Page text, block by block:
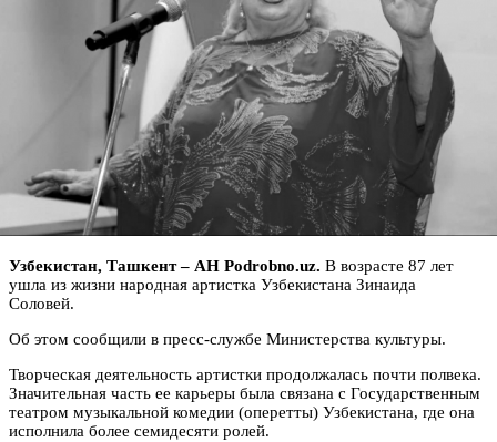
Узбекистан, Ташкент – АН Podrobno.uz. В возрасте 87 лет
ушла из жизни народная артистка Узбекистана Зинаида
Соловей.
Об этом сообщили в пресс-службе Министерства культуры.
Творческая деятельность артистки продолжалась почти полвека.
Значительная часть ее карьеры была связана с Государственным
театром музыкальной комедии (оперетты) Узбекистана, где она
исполнила более семидесяти ролей.